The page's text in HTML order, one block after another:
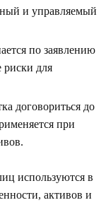
и управляемый
по заявлению
риски для
договориться до
при
используются в
активов и